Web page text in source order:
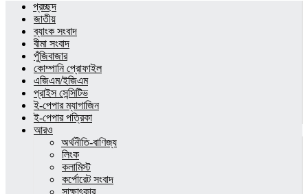
প্রচ্ছদ
জাতীয়
ব্যাংক সংবাদ
বীমা সংবাদ
পুঁজিবাজার
কোম্পানি প্রোফাইল
এজিএম/ইজিএম
প্রাইস সেন্সিটিভ
ই-পেপার ম্যাগাজিন
ই-পেপার পত্রিকা
আরও
অর্থনীতি-বাণিজ্য
লিংক
কলামিস্ট
কর্পোরেট সংবাদ
সাক্ষাৎকার